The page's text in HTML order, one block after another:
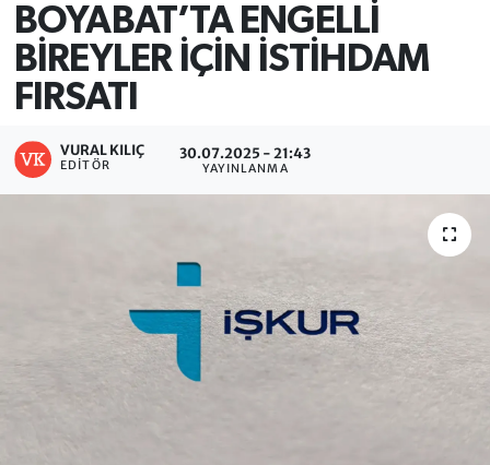
BOYABAT’TA ENGELLİ
BİREYLER İÇİN İSTİHDAM
FIRSATI
VURAL KILIÇ
EDITÖR
30.07.2025 - 21:43
YAYINLANMA
Süper Lig Puan Durumu ve Fikstür
Tüm Manşetler
Son Dakika Haberleri